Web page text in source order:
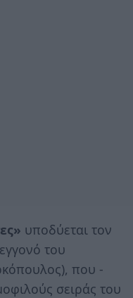
υποδύεται τον
του
που -
σειράς του